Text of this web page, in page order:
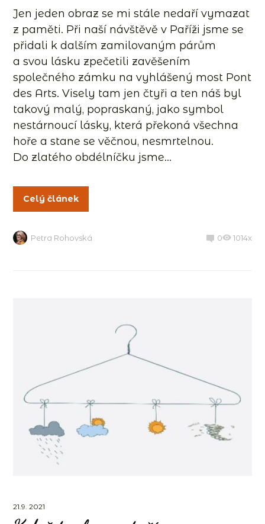
Jen jeden obraz se mi stále nedaří vymazat
z paměti. Při naší návštěvě v Paříži jsme se
přidali k dalším zamilovaným párům
a svou lásku zpečetili zavěšením
společného zámku na vyhlášený most Pont
des Arts. Visely tam jen čtyři a ten náš byl
takový malý, popraskaný, jako symbol
nestárnoucí lásky, která překoná všechna
hoře a stane se věčnou, nesmrtelnou.
Do zlatého obdélníčku jsme...
Celý článek
Petra Rohovská 0 1014x
21.9. 2021